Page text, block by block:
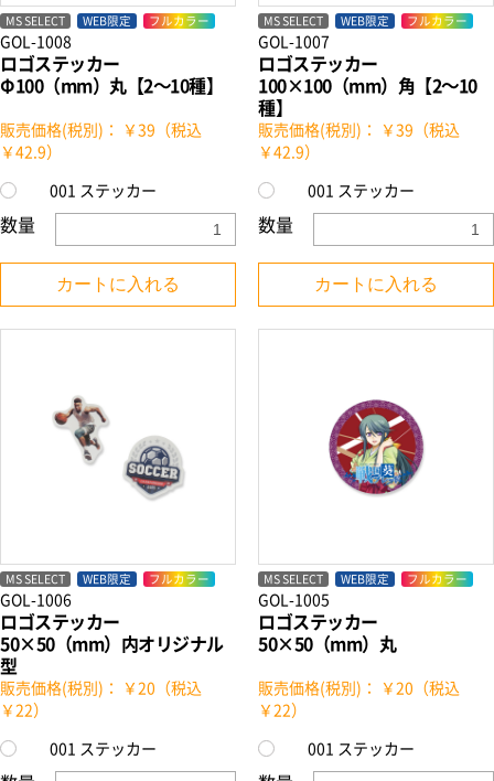
MS SELECT WEB限定 フルカラー
GOL-1008
ロゴステッカー
Φ100（mm）丸【2～10種】
販売価格(税別)： ￥39（税込
￥42.9）
001 ステッカー
数量
カートに入れる
MS SELECT WEB限定 フルカラー
GOL-1007
ロゴステッカー
100×100（mm）角【2～10
種】
販売価格(税別)： ￥39（税込
￥42.9）
001 ステッカー
数量
カートに入れる
MS SELECT WEB限定 フルカラー
GOL-1006
ロゴステッカー
50×50（mm）内オリジナル
型
販売価格(税別)： ￥20（税込
￥22）
001 ステッカー
MS SELECT WEB限定 フルカラー
GOL-1005
ロゴステッカー
50×50（mm）丸
販売価格(税別)： ￥20（税込
￥22）
001 ステッカー